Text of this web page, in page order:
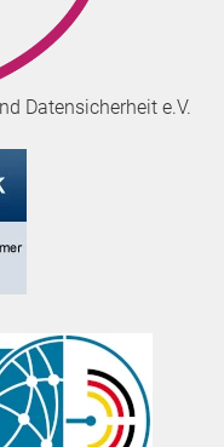
Datensicherheit e.V.